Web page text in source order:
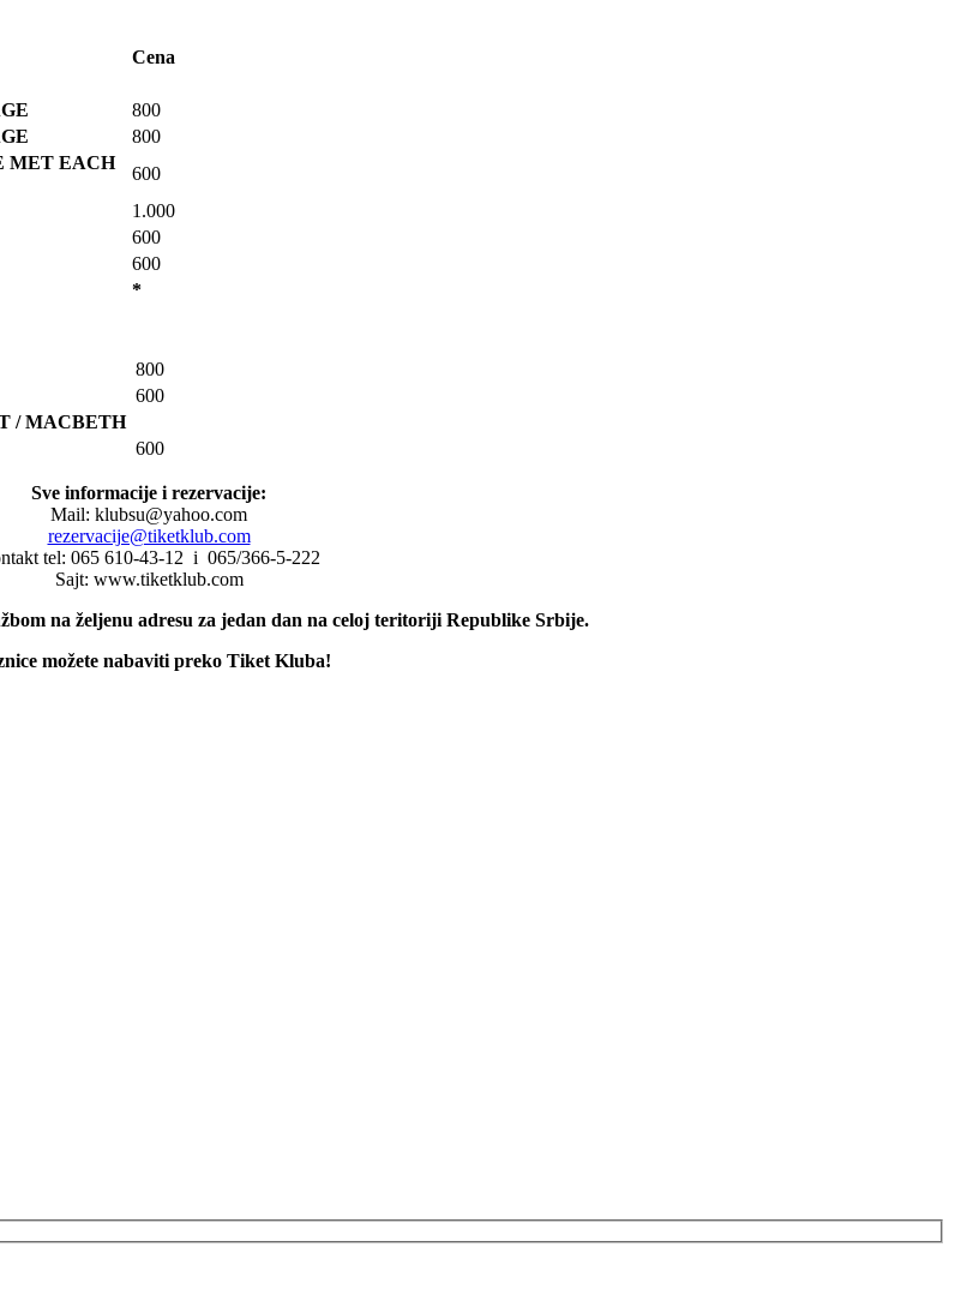
Cena
800
800
MET EACH
600
1.000
600
600
*
800
600
/MACBETH
600
Sve informacije i rezervacije:
Mail: klubsu@yahoo.com
rezervacije@tiketklub.com
tel: 065 610-43-12 i 065/366-5-222
Sajt: www.tiketklub.com
na željenu adresu za jedan dan na celoj teritoriji Republike Srbije.
možete nabaviti preko Tiket Kluba!